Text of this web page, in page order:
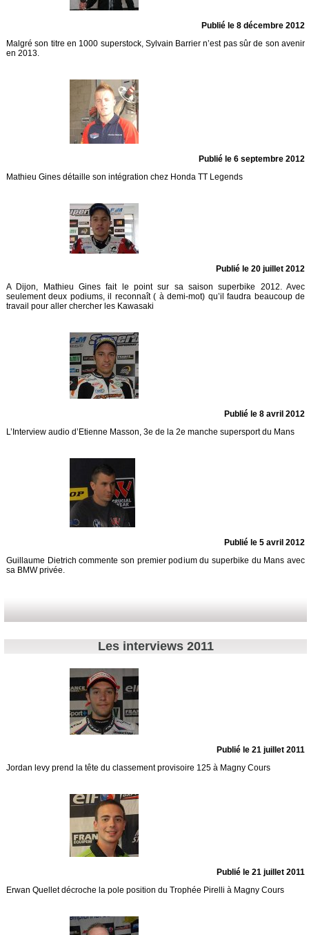
Publié le 8 décembre 2012
Malgré son titre en 1000 superstock, Sylvain Barrier n’est pas sûr de son avenir
en 2013.
Publié le 6 septembre 2012
Mathieu Gines détaille son intégration chez Honda TT Legends
Publié le 20 juillet 2012
A Dijon, Mathieu Gines fait le point sur sa saison superbike 2012. Avec
seulement deux podiums, il reconnaît ( à demi-mot) qu’il faudra beaucoup de
travail pour aller chercher les Kawasaki
Publié le 8 avril 2012
L’Interview audio d’Etienne Masson, 3e de la 2e manche supersport du Mans
Publié le 5 avril 2012
Guillaume Dietrich commente son premier podium du superbike du Mans avec
sa BMW privée.
Les interviews 2011
Publié le 21 juillet 2011
Jordan levy prend la tête du classement provisoire 125 à Magny Cours
Publié le 21 juillet 2011
Erwan Quellet décroche la pole position du Trophée Pirelli à Magny Cours